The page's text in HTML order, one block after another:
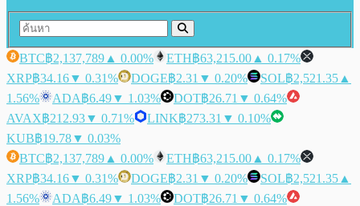
BTC฿2,137,789 ▲ 0.00% ETH฿63,215.00 ▲ 0.17%
XRP฿34.16▼ 0.31% DOGE฿2.31 ▼ 0.20% SOL฿2,521.35 ▲
1.56%
ADA฿6.49▼ 1.03% DOT฿26.71 ▼ 0.64%
AVAX฿212.93▼ 0.71% LINK฿273.31 ▼ 0.10%
KUB฿19.78▼ 0.03%
BTC฿2,137,789 ▲ 0.00% ETH฿63,215.00 ▲ 0.17%
XRP฿34.16▼ 0.31% DOGE฿2.31 ▼ 0.20% SOL฿2,521.35 ▲
1.56%
ADA฿6.49▼ 1.03% DOT฿26.71 ▼ 0.64%